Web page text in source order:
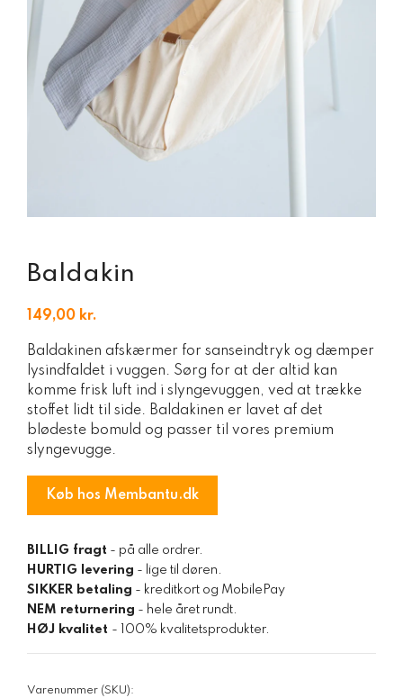
Baldakin
149,00 kr.
Baldakinen afskærmer for sanseindtryk og dæmper
lysindfaldet i vuggen. Sørg for at der altid kan
komme frisk luft ind i slyngevuggen, ved at trække
stoffet lidt til side. Baldakinen er lavet af det
blødeste bomuld og passer til vores premium
slyngevugge.
Køb hos Membantu.dk
BILLIG fragt - på alle ordrer.
HURTIG levering - lige til døren.
SIKKER betaling - kreditkort og MobilePay
NEM returnering - hele året rundt.
HØJ kvalitet - 100% kvalitetsprodukter.
Varenummer (SKU):